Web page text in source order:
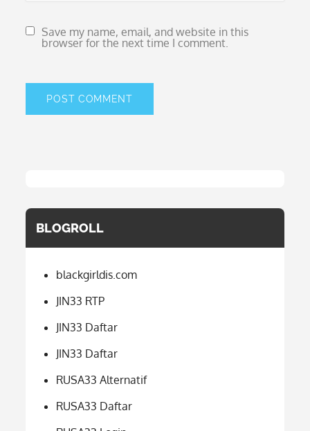
Save my name, email, and website in this
browser for the next time I comment.
BLOGROLL
blackgirldis.com
JIN33 RTP
JIN33 Daftar
JIN33 Daftar
RUSA33 Alternatif
RUSA33 Daftar